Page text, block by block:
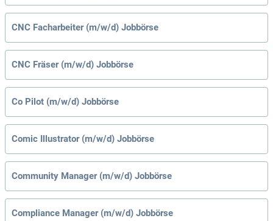
CNC Facharbeiter (m/w/d) Jobbörse
CNC Fräser (m/w/d) Jobbörse
Co Pilot (m/w/d) Jobbörse
Comic Illustrator (m/w/d) Jobbörse
Community Manager (m/w/d) Jobbörse
Compliance Manager (m/w/d) Jobbörse